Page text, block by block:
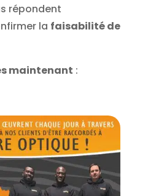
répondent
la faisabilité de
maintenant :